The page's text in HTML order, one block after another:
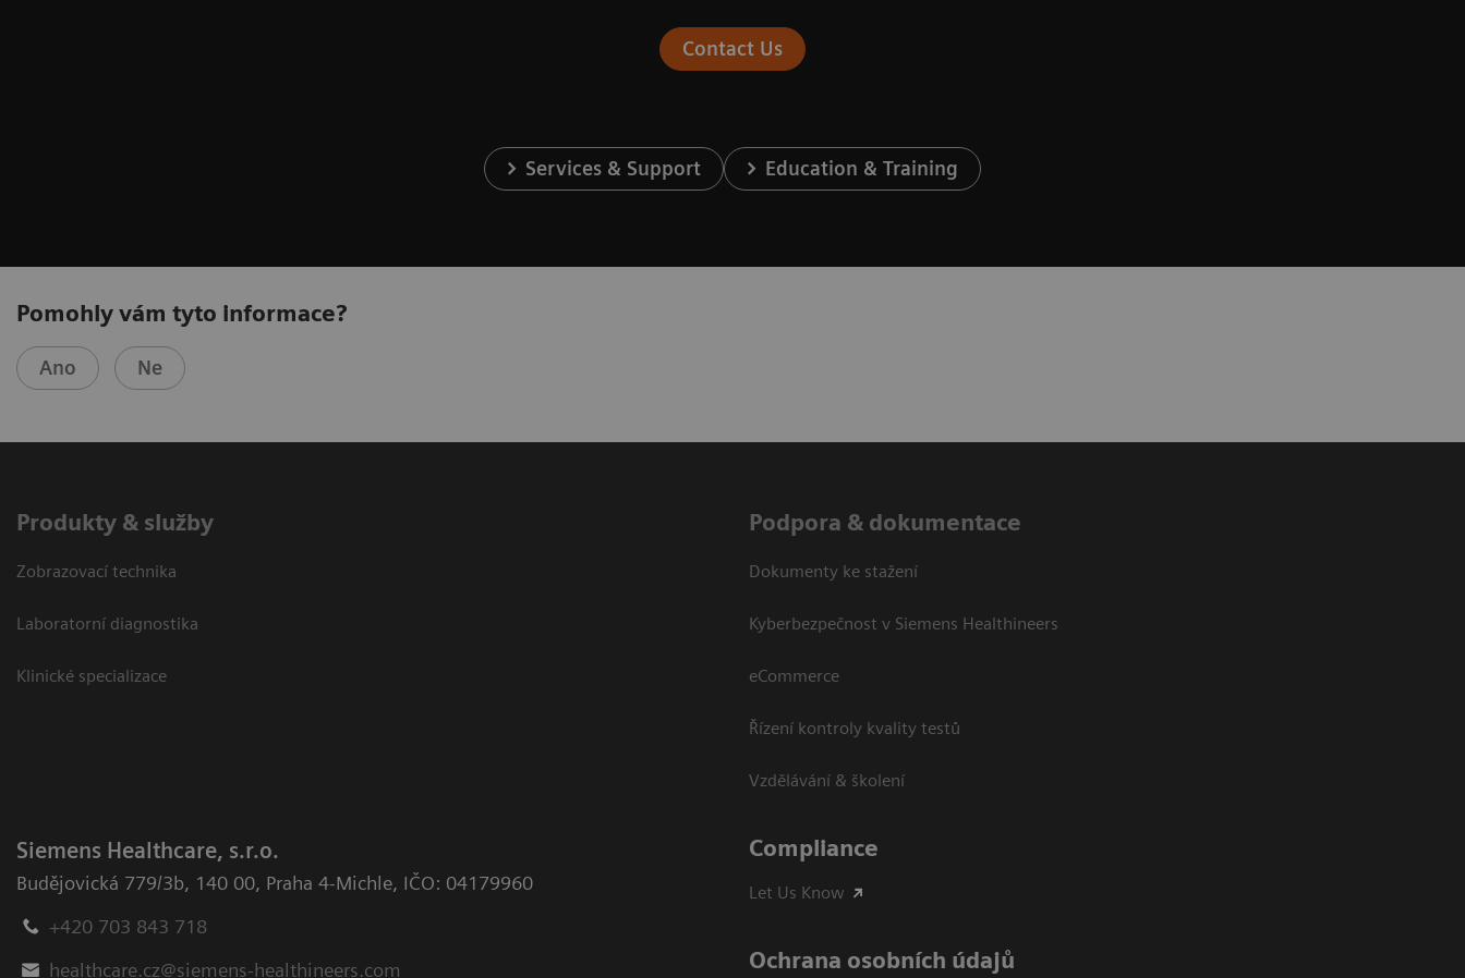
Contact Us
Services & Support Education & Training
Pomohly vám tyto informace?
Ano Ne
Produkty & služby
Zobrazovací technika
Laboratorní diagnostika
Klinické specializace
Podpora & dokumentace
Dokumenty ke stažení
Kyberbezpečnost v Siemens Healthineers
eCommerce
Řízení kontroly kvality testů
Vzdělávání & školení
Siemens Healthcare, s.r.o.
Budějovická 779/3b, 140 00, Praha 4-Michle, IČO: 04179960
+420 703 843 718
healthcare.cz@siemens-healthineers.com
Compliance
Let Us Know
Ochrana osobních údajů